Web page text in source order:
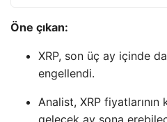
Öne çıkan:
XRP, son üç ay içinde
engellendi.
Analist, XRP
gelecek ay sona